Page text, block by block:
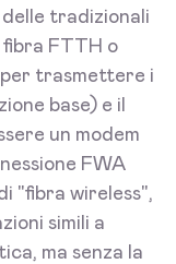
tradizionali
fibra FTTH o
trasmettere i
base) e il
un modem
FWA
"fibra wireless",
simili a
ma senza la